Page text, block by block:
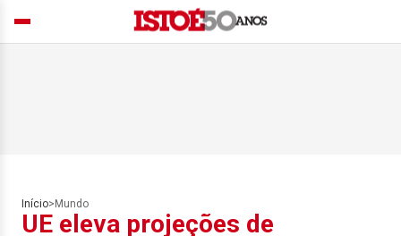
Início> Mundo
UE eleva projeções de